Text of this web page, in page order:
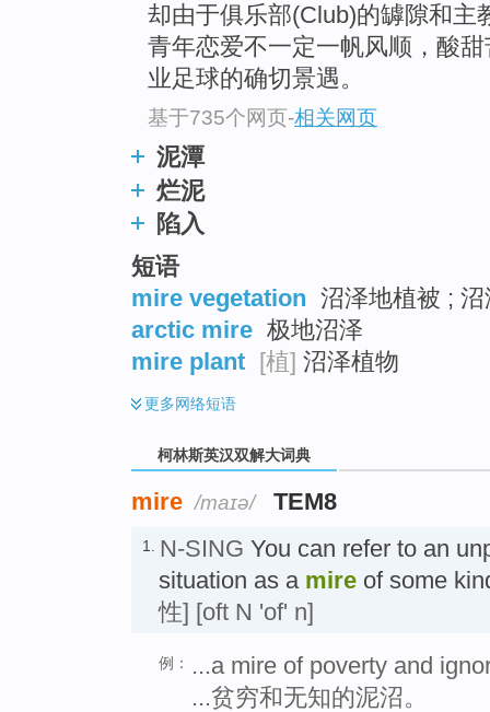
却由于俱乐部(Club)的罅隙和主
青年恋爱不一定一帆风顺，酸
业足球的确切景遇。
基于735个网页-相关网页
泥潭
烂泥
陷入
短语
mire vegetation 沼泽地植被 ;
arctic mire 极地沼泽
mire plant [植] 沼泽植物
更多网络短语
柯林斯英汉双解大词典
mire /maɪə/ TEM8
1. N-SING You can refer to an
situation as a mire of some
性] [oft N 'of' n]
例：
...a mire of poverty and
...贫穷和无知的泥沼。